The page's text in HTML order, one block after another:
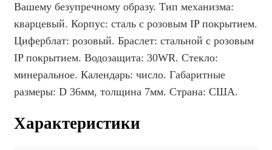
Вашему безупречному образу. Тип механизма:
кварцевый. Корпус: сталь c розовым IP покрытием.
Циферблат: розовый. Браслет: стальной с розовым
IP покрытием. Водозащита: 30WR. Стекло:
минеральное. Календарь: число. Габаритные
размеры: D 36мм, толщина 7мм. Страна: США.
Характеристики